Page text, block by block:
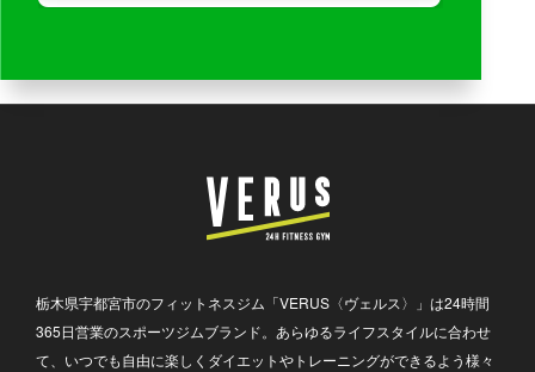
栃木県宇都宮市のフィットネスジム「VERUS〈ヴェルス〉」は24時間
365日営業のスポーツジムブランド。あらゆるライフスタイルに合わせ
て、いつでも自由に楽しくダイエットやトレーニングができるよう様々